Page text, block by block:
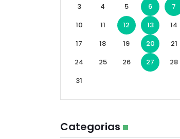
3
4 5 6 7
10
11 12 13 14
17
18 19 20 21
24
25 26 27 28
31
Categorias